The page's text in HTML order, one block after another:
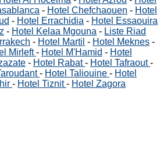
- Hotel Chefchaouen - Hotel
- Hotel Errachidia - Hotel Essaouira
- Hotel Kelaa Mgouna - Liste Riad
- Hotel Martil - Hotel Meknes -
Mirleft- Hotel M'Hamid - Hotel
- Hotel Rabat- Hotel Tafraout-
- Hotel Taliouine - Hotel
- Hotel Tiznit- Hotel Zagora